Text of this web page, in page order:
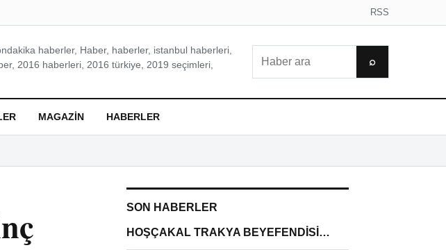
RSS
haberler, Haber, haberler, istanbul haberleri,
2016 haberleri, 2016 türkiye, 2019 seçimleri,
⌕
MAGAZIN HABERLER
SON HABERLER
HOŞÇAKAL TRAKYA BEYEFENDİSİ…